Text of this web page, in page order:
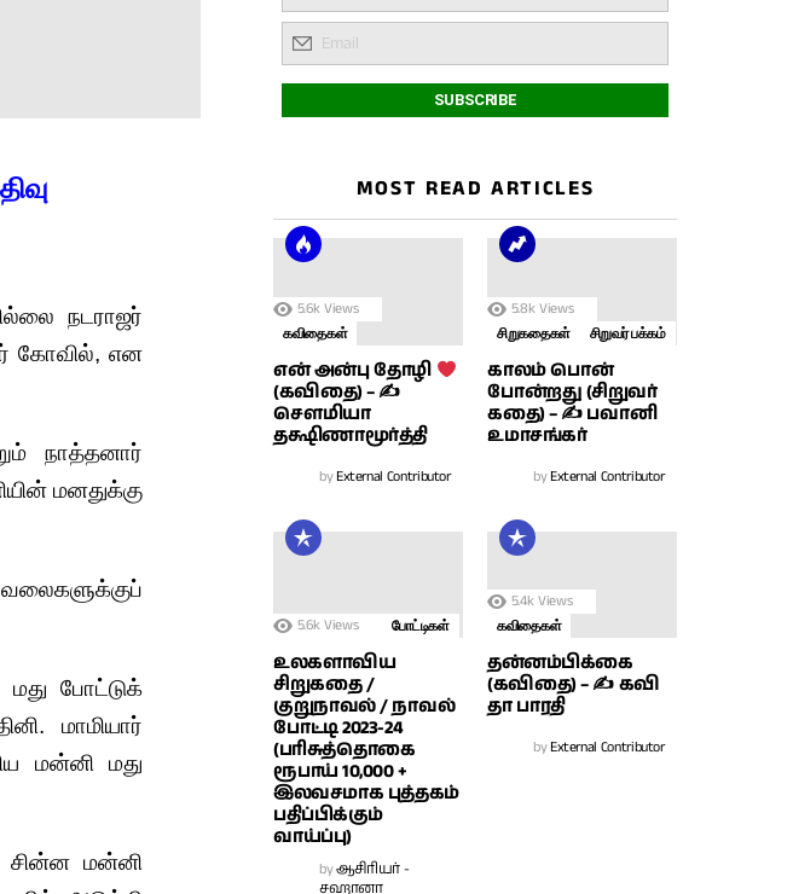
நடராஜர்
கோவில், என
நாத்தனார்
மனதுக்கு
போட்டுக்
மாமியார்
மன்னி மது
சின்ன மன்னி
MOST READ ARTICLES
5.6k Views
கவிதைகள்
என் அன்பு தோழி
(கவிதை) – ✍
சௌமியா
தக்ஷிணாமூர்த்தி
byExternal Contributor
5.8k Views
சிறுகதைகள் சிறுவர் பக்கம்
காலம் பொன்
போன்றது (சிறுவர்
கதை) – ✍ பவானி
உமாசங்கர்
byExternal Contributor
5.6k Views போட்டிகள்
உலகளாவிய
சிறுகதை /
குறுநாவல் / நாவல்
போட்டி 2023-24
(பரிசுத்தொகை
ரூபாய் 10,000 +
இலவசமாக புத்தகம்
பதிப்பிக்கும்
வாய்ப்பு)
byஆசிரியர் -
சஹானா
5.4k Views
கவிதைகள்
தன்னம்பிக்கை
(கவிதை) – ✍ கவி
தா பாரதி
byExternal Contributor